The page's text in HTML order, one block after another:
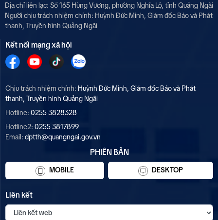
Địa chỉ liên lạc: Số 165 Hùng Vương, phường Nghĩa Lộ, tỉnh Quảng Ngãi
Người chịu trách nhiệm chính: Huỳnh Đức Minh, Giám đốc Báo và Phát
thanh, Truyền hình Quảng Ngãi
Kết nối mạng xã hội
Chịu trách nhiệm chính: Huỳnh Đức Minh, Giám đốc Báo và Phát
thanh, Truyền hình Quảng Ngãi
Hotline: 0255 3828328
Hotline2: 0255 3817899
Email: dptth@quangngai.gov.vn
PHIÊN BẢN
MOBILE DESKTOP
Liên kết